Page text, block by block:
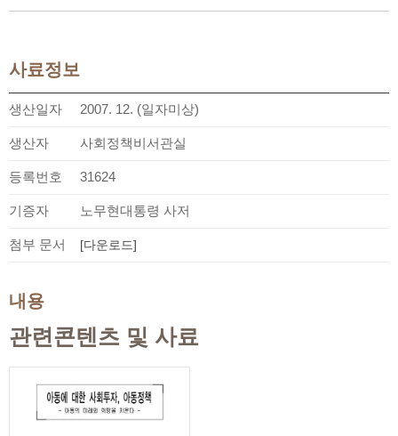
사료정보
생산일자 2007. 12. (일자미상)
생산자 사회정책비서관실
등록번호 31624
기증자 노무현대통령 사저
첨부 문서 [다운로드]
내용
관련콘텐츠 및 사료